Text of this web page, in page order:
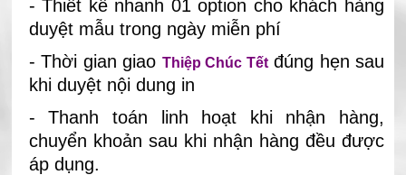
- Thiết kế nhanh 01 option cho khách hàng
duyệt mẫu trong ngày miễn phí
- Thời gian giao Thiệp Chúc Tếtđúng hẹn sau
khi duyệt nội dung in
- Thanh toán linh hoạt khi nhận hàng,
chuyển khoản sau khi nhận hàng đều được
áp dụng.